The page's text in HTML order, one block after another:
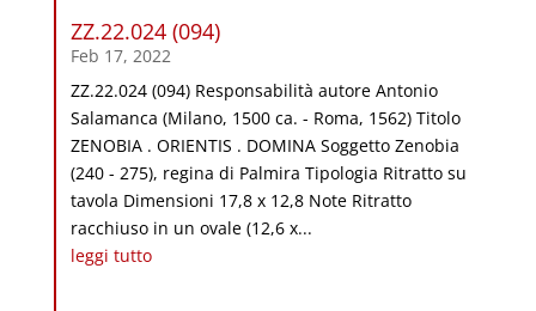
ZZ.22.024 (094)
Feb 17, 2022
ZZ.22.024 (094) Responsabilità autore Antonio
Salamanca (Milano, 1500 ca. - Roma, 1562) Titolo
ZENOBIA . ORIENTIS . DOMINA Soggetto Zenobia
(240 - 275), regina di Palmira Tipologia Ritratto su
tavola Dimensioni 17,8 x 12,8 Note Ritratto
racchiuso in un ovale (12,6 x...
leggi tutto